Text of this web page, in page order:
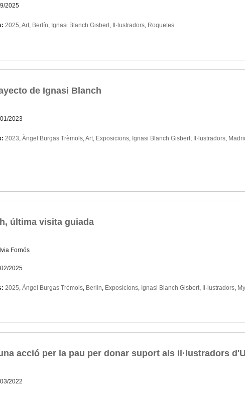
2025
2025,Art, Berlín, Ignasi Blanch Gisbert, Il·lustradors, Roquetes
de Ignasi Blanch
2023
2023, Àngel Burgas Trèmols,Art, Exposicions, Ignasi Blanch Gisbert, Il·lustradors,
última visita guiada
Fornós
2025
2025, Àngel Burgas Trèmols, Berlín, Exposicions, Ignasi Blanch Gisbert, Il·lustradors,
acció per la pau per donar suport als il·lustradors
2022